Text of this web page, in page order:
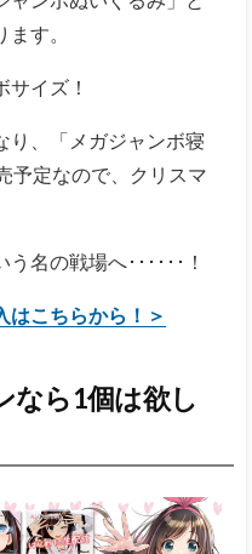
す。
サイズ！
り、「メガジャンボ寝
予定なので、クリスマ
名の戦場へ･･････！
はこちらから！＞
なら1個は欲し